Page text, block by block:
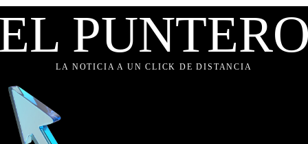
LA NOTICIA A UN CLICK DE DISTANCIA